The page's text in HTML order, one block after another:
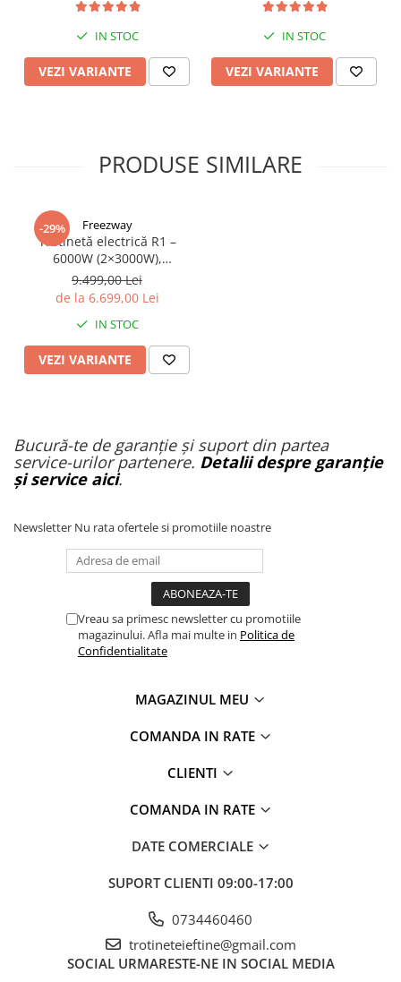
de 80km, Viteză Până la
65km/h, Baterie 52V 23.2Ah
IN STOC
VEZI VARIANTE
IN STOC
VEZI VARIANTE
PRODUSE SIMILARE
-29% Freezway
Trotinetă electrică R1 –
6000W (2×3000W),
autonomie 100 km, viteză
90 km/h, suspensie dublă,
frâne hidraulice
9.499,00 Lei
de la 6.699,00 Lei
IN STOC
VEZI VARIANTE
Bucură-te de garanție și suport din partea
service-urilor partenere. Detalii despre garanție
și service aici.
Newsletter Nu rata ofertele si promotiile noastre
Vreau sa primesc newsletter cu promotiile
magazinului. Afla mai multe in Politica de
Confidentialitate
MAGAZINUL MEU
COMANDA IN RATE
CLIENTI
COMANDA IN RATE
DATE COMERCIALE
SUPORT CLIENTI 09:00-17:00
0734460460
trotineteieftine@gmail.com
SOCIAL URMARESTE-NE IN SOCIAL MEDIA